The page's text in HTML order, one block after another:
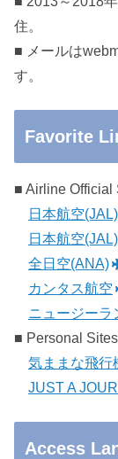
住。
■ メールは
す。
Favorite
■ Airline Official
日本航空
日本航空
全日空(ANA)
カンタス航空
ニュージーラ
■ Personal Sites
気ままな飛行
JUST A
Access